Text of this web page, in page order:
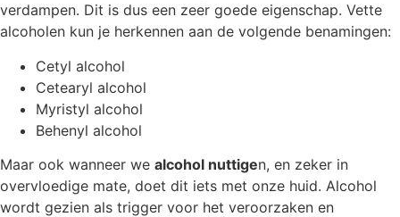
verdampen. Dit is dus een zeer goede eigenschap. Vette
alcoholen kun je herkennen aan de volgende benamingen:
Cetyl alcohol
Cetearyl alcohol
Myristyl alcohol
Behenyl alcohol
Maar ook wanneer we alcohol nuttigen, en zeker in
overvloedige mate, doet dit iets met onze huid. Alcohol
wordt gezien als trigger voor het veroorzaken en